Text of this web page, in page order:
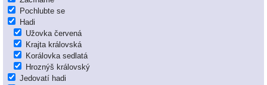
Pochlubte se
Hadi
Užovka červená
Krajta královská
Korálovka sedlatá
Hroznýš královský
Jedovatí hadi